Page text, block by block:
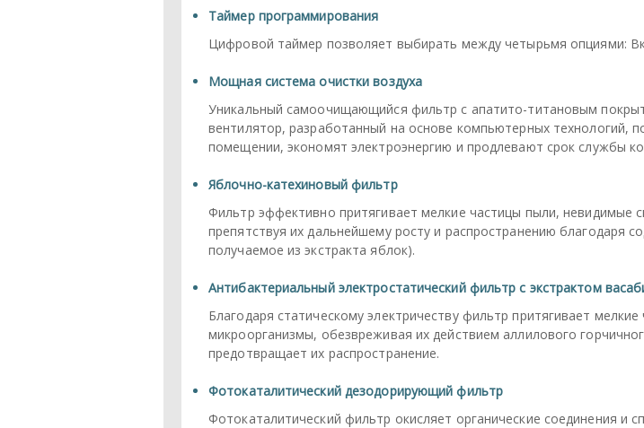
Таймер программирования
Цифровой таймер позволяет выбирать между четырьмя опциями:
Мощная система очистки воздуха
Уникальный самоочищающийся фильтр с апатито-титановым
вентилятор, разработанный на основе компьютерных технологий,
помещении, экономят электроэнергию и продлевают срок службы
Яблочно-катехиновый фильтр
Фильтр эффективно притягивает мелкие частицы пыли, невидимые
препятствуя их дальнейшему росту и распространению благодаря
получаемое из экстракта яблок).
Антибактериальный электростатический фильтр с экстрактом
Благодаря статическому электричеству фильтр притягивает
микроорганизмы, обезвреживая их действием аллилового
предотвращает их распространение.
Фотокаталитический дезодорирующий фильтр
Фотокаталитический фильтр окисляет органические соединения и